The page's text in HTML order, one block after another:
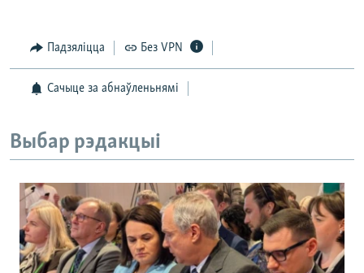
Падзяліцца Без VPN
Сачыце за абнаўленьнямі
Выбар рэдакцыі